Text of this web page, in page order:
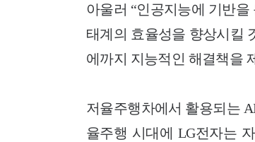
아울러 “인공지능에 기반을
태계의 효율성을 향상시킬
에까지 지능적인 해결책을
저율주행차에서 활용되는
율주행 시대에 LG전자는